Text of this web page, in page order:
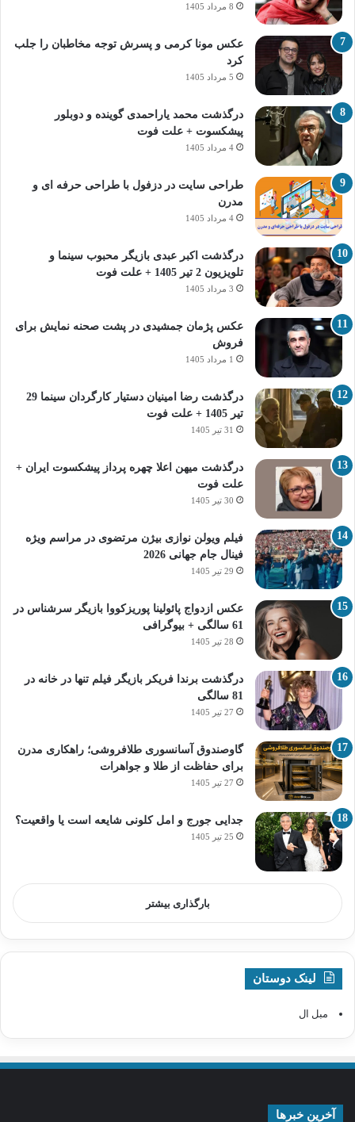
8 مرداد 1405
عکس مونا کرمی و پسرش توجه مخاطبان را جلب
کرد
5 مرداد 1405
درگذشت محمد یاراحمدی گوینده و دوبلور
پیشکسوت + علت فوت
4 مرداد 1405
طراحی سایت در دزفول با طراحی حرفه‌ ای و
مدرن
4 مرداد 1405
درگذشت اکبر عبدی بازیگر محبوب سینما و
تلویزیون 2 تیر 1405 + علت فوت
3 مرداد 1405
عکس پژمان جمشیدی در پشت صحنه نمایش برای
فروش
1 مرداد 1405
درگذشت رضا امینیان دستیار کارگردان سینما 29
تیر 1405 + علت فوت
31 تیر 1405
درگذشت میهن اعلا چهره پرداز پیشکسوت ایران +
علت فوت
30 تیر 1405
فیلم ویولن نوازی بیژن مرتضوی در مراسم ویژه
فینال جام جهانی 2026
29 تیر 1405
عکس ازدواج پائولینا پوریزکووا بازیگر سرشناس در
61 سالگی + بیوگرافی
28 تیر 1405
درگذشت برندا فریکر بازیگر فیلم تنها در خانه در
81 سالگی
27 تیر 1405
گاوصندوق آسانسوری طلافروشی؛ راهکاری مدرن
برای حفاظت از طلا و جواهرات
27 تیر 1405
جدایی جورج و امل کلونی شایعه است یا واقعیت؟
25 تیر 1405
بارگذاری بیشتر
لینک دوستان
مبل ال
آخرین خبرها